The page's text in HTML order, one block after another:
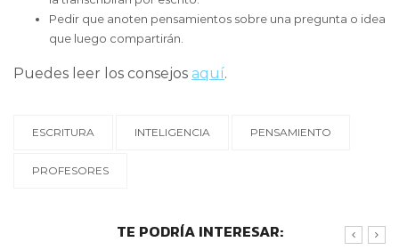
Pedir que anoten pensamientos sobre una pregunta o idea
que luego compartirán.
Puedes leer los consejos aquí.
ESCRITURA INTELIGENCIA PENSAMIENTO
PROFESORES
TE PODRÍA INTERESAR: